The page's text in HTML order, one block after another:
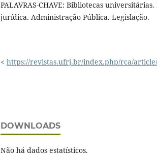
PALAVRAS-CHAVE: Bibliotecas
jurídica. Administração Pública. Legislação.
< https://revistas.ufrj.br/index.php/rca/
DOWNLOADS
Não há dados estatísticos.